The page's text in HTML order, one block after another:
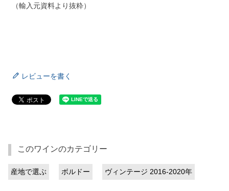
（輸入元資料より抜粋）
レビューを書く
このワインのカテゴリー
産地で選ぶ ボルドー ヴィンテージ 2016-2020年